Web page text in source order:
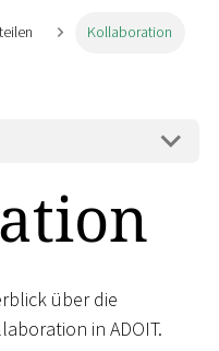
Kollaboration
über die
in ADOIT.